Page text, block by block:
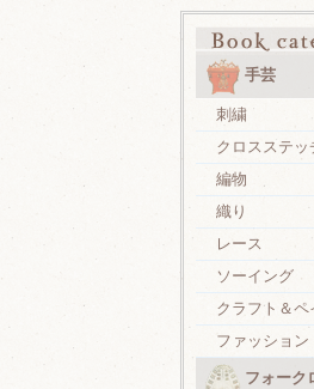
手芸
刺繍
クロスステッ
編物
織り
レース
ソーイング
クラフト＆ペ
ファッション
フォーク